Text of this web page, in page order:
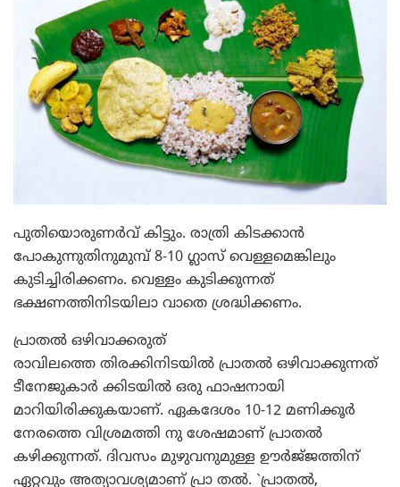
പുതിയൊരുണര്‍വ്‌ കിട്ടും. രാത്രി കിടക്കാന്‍
പോകുന്നുതിനുമുമ്പ്‌ 8-10 ഗ്ലാസ്‌ വെള്ളമെങ്കിലും
കുടിച്ചിരിക്കണം. വെള്ളം കുടിക്കുന്നത്‌
ഭക്ഷണത്തിനിടയിലാ വാതെ ശ്രദ്ധിക്കണം.
പ്രാതല്‍ ഒഴിവാക്കരുത്‌
രാവിലത്തെ തിരക്കിനിടയില്‍ പ്രാതല്‍ ഒഴിവാക്കുന്നത്‌
ടീനേജുകാര്‍ ക്കിടയില്‍ ഒരു ഫാഷനായി
മാറിയിരിക്കുകയാണ്‌. ഏകദേശം 10-12 മണിക്കൂര്‍
നേരത്തെ വിശ്രമത്തി നു ശേഷമാണ്‌ പ്രാതല്‍
കഴിക്കുന്നത്‌. ദിവസം മുഴുവനുമുള്ള ഊര്‍ജ്‌ജത്തിന്‌
ഏറ്റവും അത്യാവശ്യമാണ്‌ പ്രാ തല്‍. `പ്രാതല്‍,